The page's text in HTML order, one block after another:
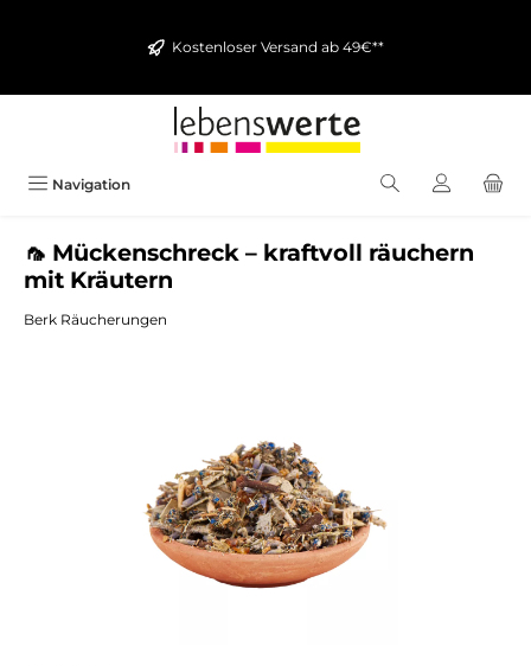
Kostenloser Versand ab 49€**
Navigation
🦟 Mückenschreck – kraftvoll räuchern
mit Kräutern
Berk Räucherungen